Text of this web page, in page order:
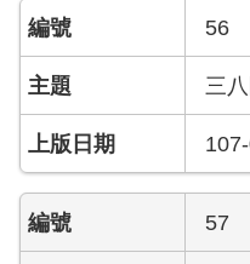
工
專
網
站
覽
56
三
57